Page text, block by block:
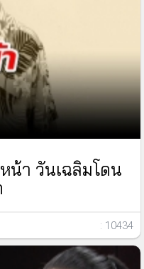
น้า วันเฉลิมโดน
: 10434